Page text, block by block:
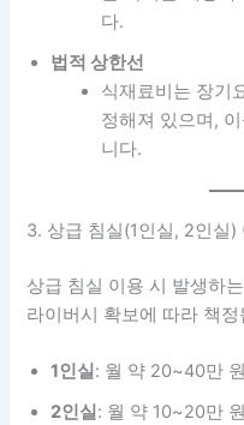
다.
법적 상한선
식재료비는 장기
정해져 있으며,
니다.
3. 상급 침실(1인실, 2인실)
상급 침실 이용 시 발생하
라이버시 확보에 따라 책정
1인실: 월 약 20~40만
2인실: 월 약 10~20만